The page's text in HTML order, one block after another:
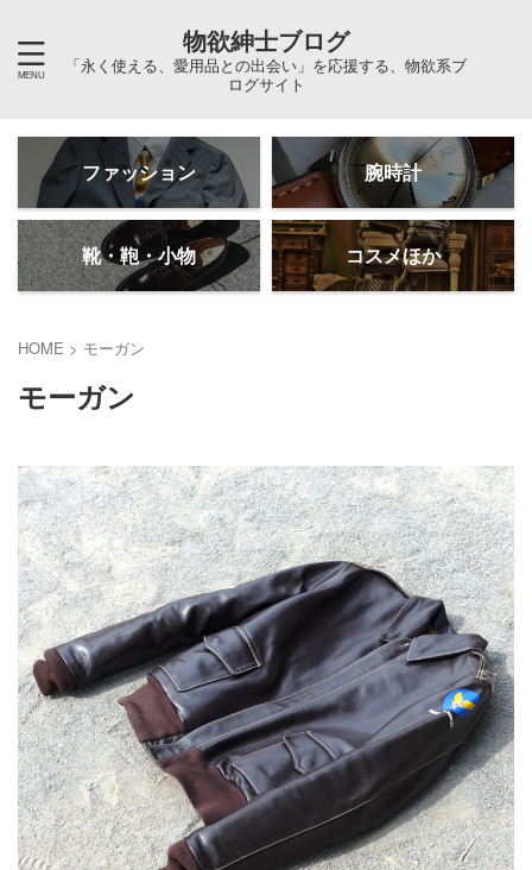
物欲紳士ブログ
「永く使える、愛用品との出会い」を応援する、物欲系ブ
ログサイト
ファッション 腕時計
靴・鞄・小物 コスメほか
HOME > モーガン
モーガン